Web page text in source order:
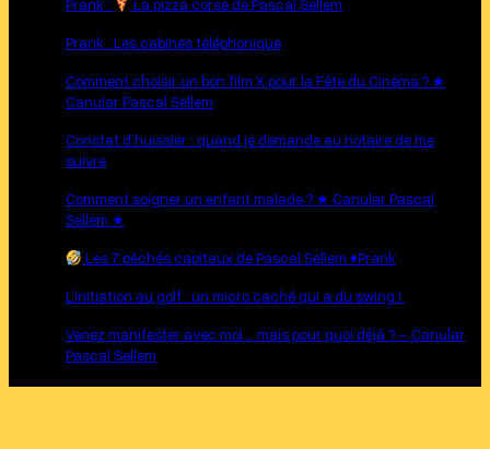
Prank : La pizza corse de Pascal Sellem
Prank : Les cabines téléphonique
Comment choisir un bon film X pour la Fête du Cinéma ? ★
Canular Pascal Sellem
Constat d’huissier : quand je demande au notaire de me
suivre
Comment soigner un enfant malade ? ★ Canular Pascal
Sellem ★
Les 7 péchés capitaux de Pascal Sellem ♦︎Prank
L’initiation au golf : un micro caché qui a du swing ! ‭
Venez manifester avec moi … mais pour quoi déjà ? – Canular
Pascal Sellem